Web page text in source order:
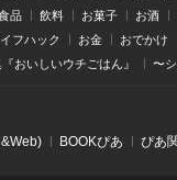
品 飲料 お菓子 お酒
フハック お金 おでかけ
おいしいウチごはん』 〜
BOOKぴあ ぴあ